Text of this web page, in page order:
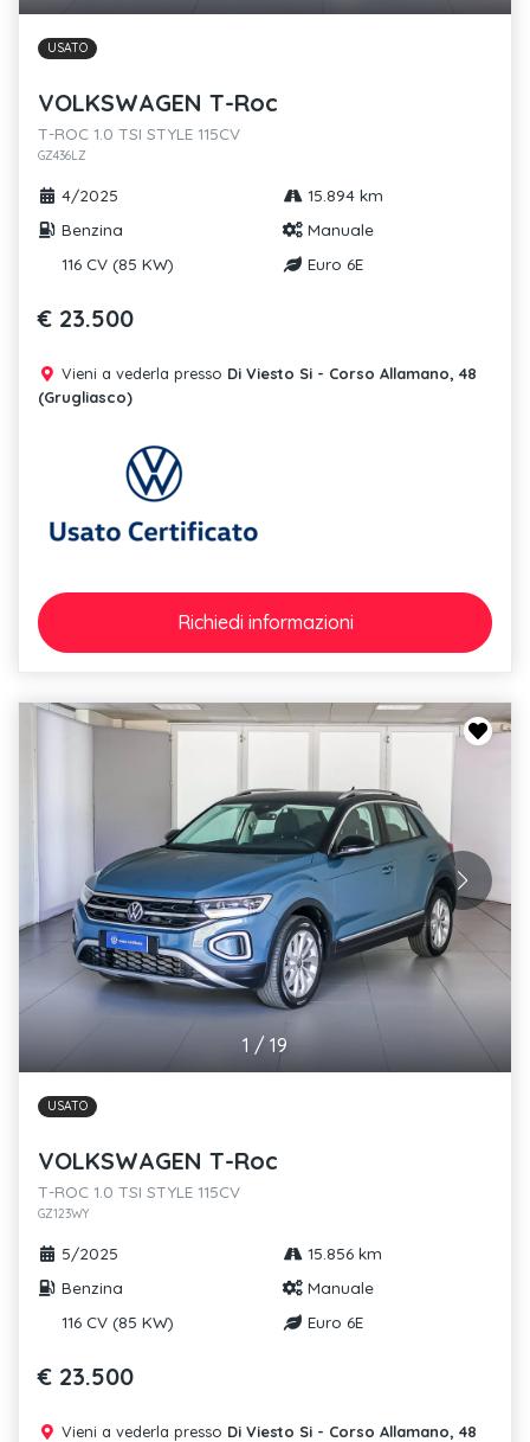
USATO
VOLKSWAGEN T-Roc
T-ROC 1.0 TSI STYLE 115CV
GZ436LZ
4/2025
15.894 km
Benzina
Manuale
116 CV (85 KW)
Euro 6E
€ 23.500
Vieni a vederla presso Di Viesto Si - Corso Allamano, 48
(Grugliasco)
Richiedi informazioni
1 / 19
USATO
VOLKSWAGEN T-Roc
T-ROC 1.0 TSI STYLE 115CV
GZ123WY
5/2025
15.856 km
Benzina
Manuale
116 CV (85 KW)
Euro 6E
€ 23.500
Vieni a vederla presso Di Viesto Si - Corso Allamano, 48